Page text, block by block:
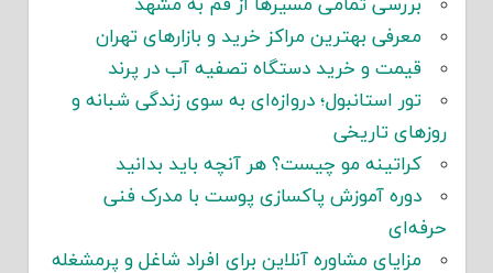
بررسی تمامی مسیرها از قم به مشهد
معرفی بهترین مراکز خرید و بازارهای تهران
قیمت و خرید دستگاه تصفیه آب در پرند
تور استانبول؛ دروازه‌ای به سوی زندگی شبانه و
روزهای تاریخی
کراتینه مو چیست؟ هر آنچه باید بدانید
دوره آموزش پاکسازی پوست با مدرک فنی
حرفه‌ای
مزایای مشاوره آنلاین برای افراد شاغل و پرمشغله